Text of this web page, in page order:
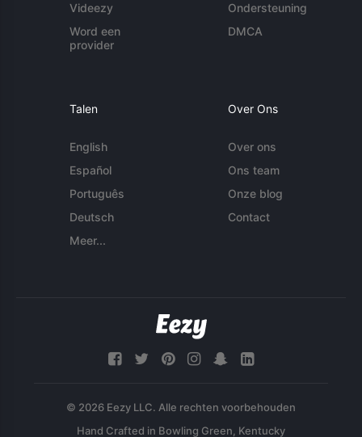
Videezy
Word een
provider
Ondersteuning
DMCA
Talen
English
Español
Português
Deutsch
Meer...
Over Ons
Over ons
Ons team
Onze blog
Contact
© 2026 Eezy LLC. Alle rechten voorbehouden